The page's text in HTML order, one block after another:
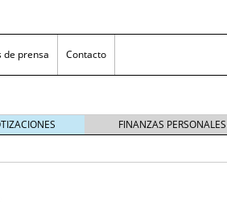
de prensa Contacto
FINANZAS PERSONALES